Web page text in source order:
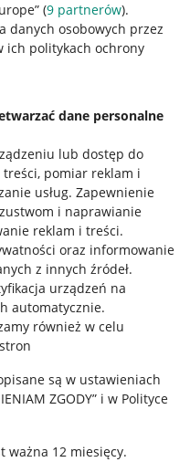
(9 partnerów).
danych osobowych przez
ich politykach ochrony
dane personalne
lub dostęp do
pomiar reklam i
usług. Zapewnienie
i naprawianie
reklam i treści.
oraz informowanie
z innych źródeł.
urządzeń na
automatycznie.
również w celu
są w ustawieniach
ZGODY” i w Polityce
ważna 12 miesięcy.